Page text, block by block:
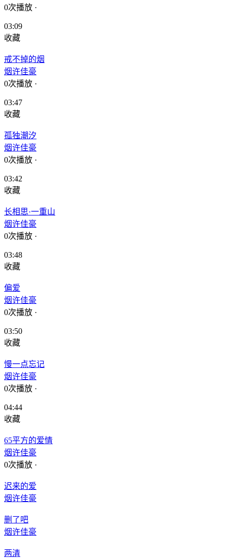
0次播放 ·
03:09
收藏
戒不掉的烟
烟许佳豪
0次播放 ·
03:47
收藏
孤独潮汐
烟许佳豪
0次播放 ·
03:42
收藏
长相思·一重山
烟许佳豪
0次播放 ·
03:48
收藏
偏爱
烟许佳豪
0次播放 ·
03:50
收藏
慢一点忘记
烟许佳豪
0次播放 ·
04:44
收藏
65平方的爱情
烟许佳豪
0次播放 ·
迟来的爱
烟许佳豪
删了吧
烟许佳豪
两清